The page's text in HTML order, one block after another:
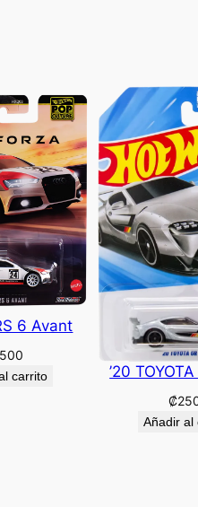
6 Avant
carrito ’20
₡
Añadir al